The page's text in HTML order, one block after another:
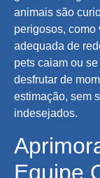
animais são
perigosos,
adequada de
pets caiam ou
desfrutar de
estimação, sem
indesejados.
Equipe